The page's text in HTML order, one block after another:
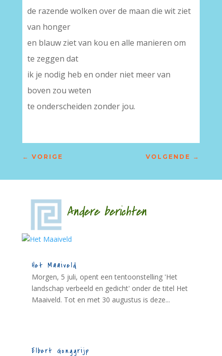
de razende wolken over de maan die wit ziet
van honger
en blauw ziet van kou en alle manieren om
te zeggen dat
ik je nodig heb en onder niet meer van
boven zou weten
te onderscheiden zonder jou.
← VORIGE VOLGENDE →
Andere berichten
Het Maaiveld
Morgen, 5 juli, opent een tentoonstelling 'Het
landschap verbeeld en gedicht' onder de titel Het
Maaiveld. Tot en met 30 augustus is deze...
Elbert Gonggrijp